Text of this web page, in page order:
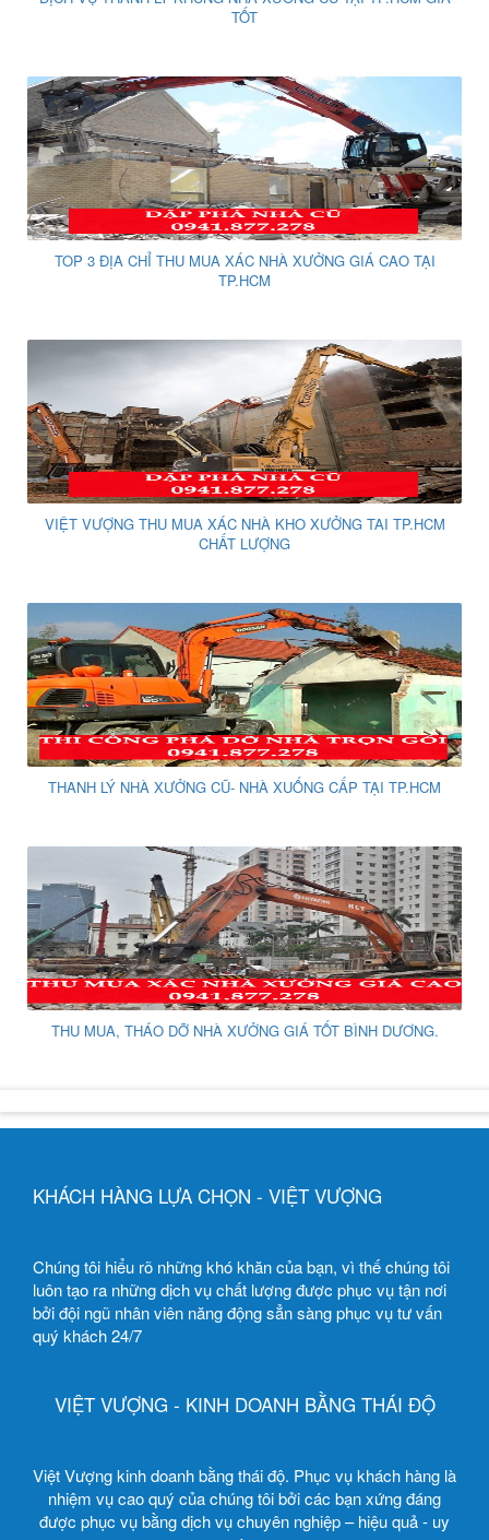
TỐT
TOP 3 ĐỊA CHỈ THU MUA XÁC NHÀ XƯỞNG GIÁ CAO TẠI
TP.HCM
VIỆT VƯỢNG THU MUA XÁC NHÀ KHO XƯỞNG TAI TP.HCM
CHẤT LƯỢNG
THANH LÝ NHÀ XƯỞNG CŨ- NHÀ XUỐNG CẤP TẠI TP.HCM
THU MUA, THÁO DỠ NHÀ XƯỞNG GIÁ TỐT BÌNH DƯƠNG.
KHÁCH HÀNG LỰA CHỌN - VIỆT VƯỢNG
Chúng tôi hiểu rõ những khó khăn của bạn, vì thế chúng tôi
luôn tạo ra những dịch vụ chất lượng được phục vụ tận nơi
bởi đội ngũ nhân viên năng động sẳn sàng phục vụ tư vấn
quý khách 24/7
VIỆT VƯỢNG - KINH DOANH BẰNG THÁI ĐỘ
Việt Vượng kinh doanh bằng thái độ. Phục vụ khách hàng là
nhiệm vụ cao quý của chúng tôi bởi các bạn xứng đáng
được phục vụ bằng dịch vụ chuyên nghiệp – hiệu quả - uy